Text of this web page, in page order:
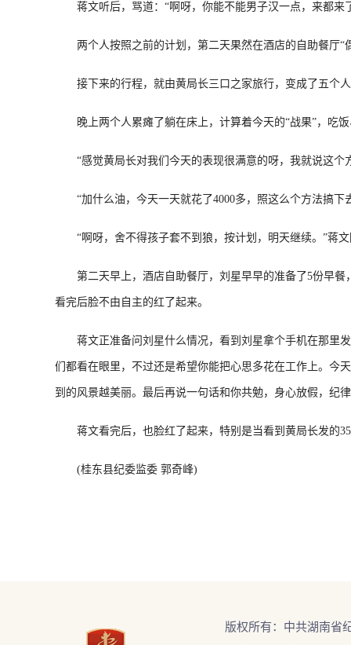
蒋文听后，骂道：“啊呀，你能不能男子汉一点，来都来
两个人按照之前的计划，第二天果然在酒店的自助餐厅“
接下来的行程，就由黄局长三口之家旅行，变成了五个人
晚上两个人累瘫了躺在床上，计算着今天的“战果”，吃饭
“感觉黄局长对我们今天的表现很满意的呀，我就说这个
“加什么油，今天一天就花了4000多，照这么个方法搞下
“啊呀，舍不得孩子套不到狼，按计划，明天继续。”蒋文
第二天早上，酒店自助餐厅，刘星早早的准备了5份早餐
看完后脸不由自主的红了起来。
蒋文正准备问刘星什么情况，看到刘星拿个手机在那里发
们都看在眼里，不过还是希望你能把心思多花在工作上。今
到的风景越美丽。最后再说一句话和你共勉，身心放假，纪
蒋文看完后，也脸红了起来，特别是当看到黄局长发的
(桂东县纪委监委 郭奇峰)
版权所有：中共湖南省